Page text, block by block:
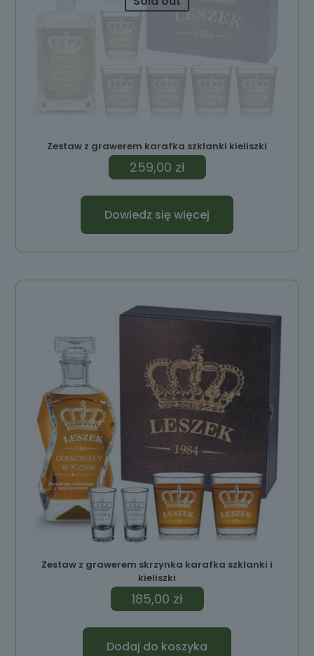
Zestaw z grawerem karafka szklanki kieliszki
259,00 zł
Dowiedz się więcej
Zestaw z grawerem skrzynka karafka szklanki i
kieliszki
185,00 zł
Dodaj do koszyka